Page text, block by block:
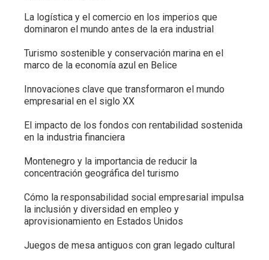
La logística y el comercio en los imperios que
dominaron el mundo antes de la era industrial
Turismo sostenible y conservación marina en el
marco de la economía azul en Belice
Innovaciones clave que transformaron el mundo
empresarial en el siglo XX
El impacto de los fondos con rentabilidad sostenida
en la industria financiera
Montenegro y la importancia de reducir la
concentración geográfica del turismo
Cómo la responsabilidad social empresarial impulsa
la inclusión y diversidad en empleo y
aprovisionamiento en Estados Unidos
Juegos de mesa antiguos con gran legado cultural